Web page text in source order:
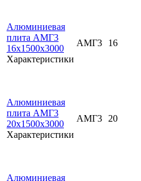
Алюминиевая
плита АМГ3
16х1500х3000
Характеристики
АМГ3 16
Алюминиевая
плита АМГ3
20х1500х3000
Характеристики
АМГ3 20
Алюминиевая